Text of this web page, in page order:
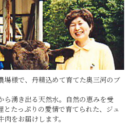
場様で、丹精込めて育てた奥三河のブ
ら湧き出る天然水。自然の恵みを受
とたっぷりの愛情で育てられた、ジュ
をお届けします。